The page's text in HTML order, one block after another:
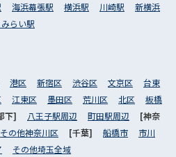
海浜幕張駅 横浜駅 川崎駅
新横浜
らい駅
港区 新宿区 渋谷区 文京区
台東
江東区 墨田区 荒川区 北区
板橋
下] 八王子駅周辺 町田駅周辺
[神奈
その他神奈川区 [千葉] 船橋市
市川
その他埼玉全域